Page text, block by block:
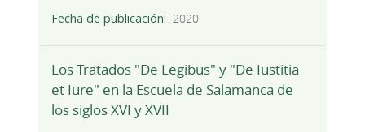
Fecha de publicación
2020
Los Tratados "De Legibus" y "De Iustitia
et Iure" en la Escuela de Salamanca de
los siglos XVI y XVII